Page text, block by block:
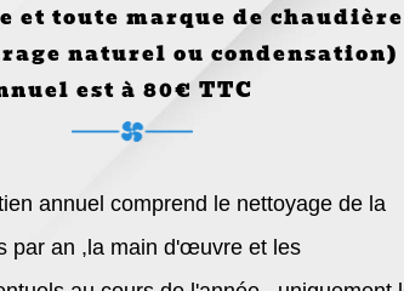
et toute marque de chaudière
naturel ou condensation)
est à 80€ TTC
annuel comprend le nettoyage de la
par an ,la main d'œuvre et les